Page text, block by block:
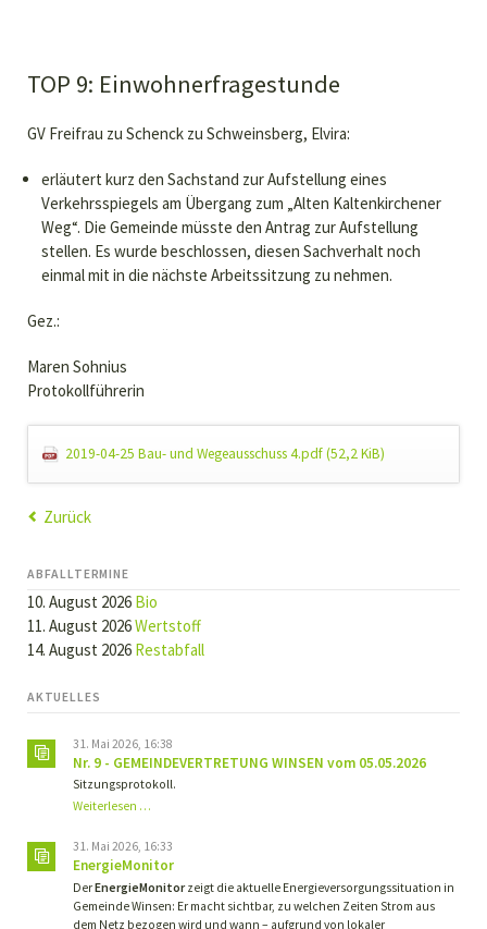
TOP 9: Einwohnerfragestunde
GV Freifrau zu Schenck zu Schweinsberg, Elvira:
erläutert kurz den Sachstand zur Aufstellung eines
Verkehrsspiegels am Übergang zum „Alten Kaltenkirchener
Weg“. Die Gemeinde müsste den Antrag zur Aufstellung
stellen. Es wurde beschlossen, diesen Sachverhalt noch
einmal mit in die nächste Arbeitssitzung zu nehmen.
Gez.:
Maren Sohnius
Protokollführerin
2019-04-25 Bau- und Wegeausschuss 4.pdf(52,2 KiB)
Zurück
ABFALLTERMINE
10. August 2026 Bio
11. August 2026Wertstoff
14. August 2026 Restabfall
AKTUELLES
31. Mai 2026, 16:38
Nr. 9 - GEMEINDEVERTRETUNG WINSEN vom 05.05.2026
Sitzungsprotokoll.
Weiterlesen …Nr.
-
GEMEINDEVERTRETUNG
31. Mai 2026, 16:33
EnergieMonitor
DerEnergieMonitorzeigt die aktuelle Energieversorgungssituation in
Gemeinde Winsen: Er macht sichtbar, zu welchen Zeiten Strom aus
dem Netz bezogen wird und wann – aufgrund von lokaler